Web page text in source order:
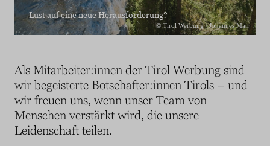
© Tirol Werbung / Johannes Mair
Lust auf eine neue Herausforderung?
Als Mitarbeiter:innen der Tirol Werbung sind
wir begeisterte Botschafter:innen Tirols – und
wir freuen uns, wenn unser Team von
Menschen verstärkt wird, die unsere
Leidenschaft teilen.